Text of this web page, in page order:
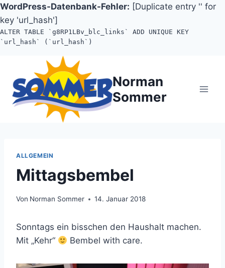
WordPress-Datenbank-Fehler: [Duplicate entry '' for
key 'url_hash']
ALTER TABLE `g8RP1LBv_blc_links` ADD UNIQUE KEY
`url_hash` (`url_hash`)
springen
Norman
Sommer
ALLGEMEIN
Mittagsbembel
Von Norman Sommer 14. Januar 2018
Sonntags ein bisschen den Haushalt machen.
Mit „Kehr“
Bembel with care.